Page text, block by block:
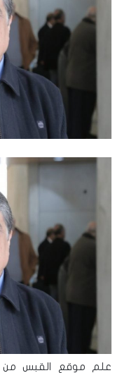
علم موقع القبس من